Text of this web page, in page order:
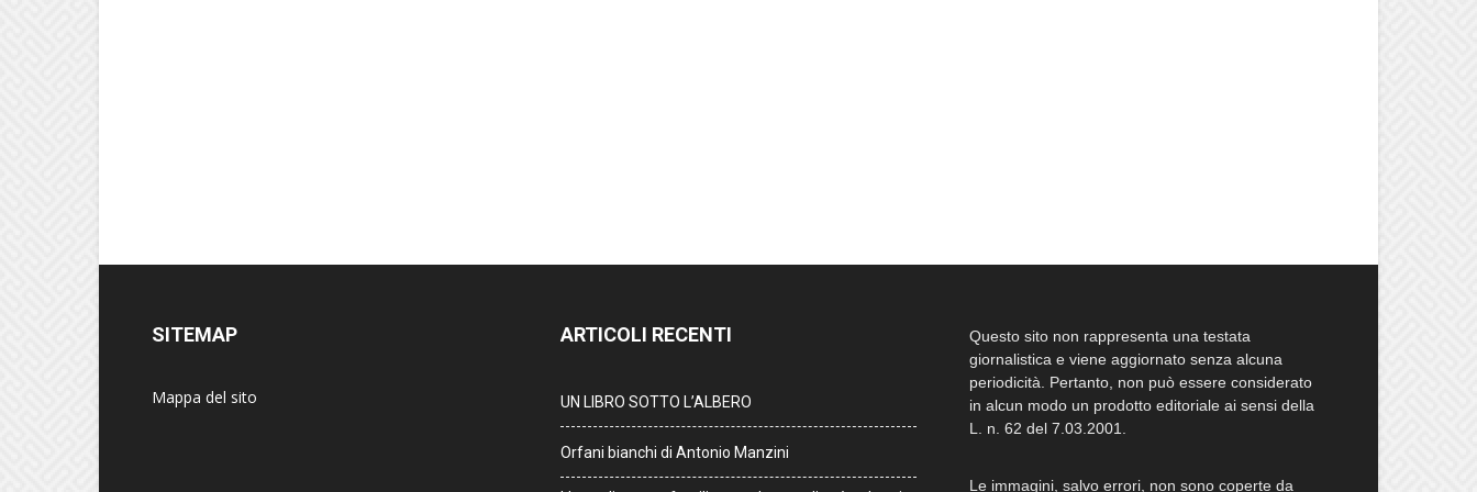
SITEMAP
Mappa del sito
ARTICOLI RECENTI
UN LIBRO SOTTO L’ALBERO
Orfani bianchi di Antonio Manzini
Questo sito non rappresenta una testata
giornalistica e viene aggiornato senza alcuna
periodicità. Pertanto, non può essere considerato
in alcun modo un prodotto editoriale ai sensi della
L. n. 62 del 7.03.2001.
Le immagini, salvo errori, non sono coperte da